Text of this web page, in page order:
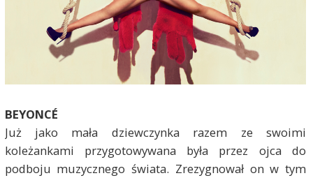
BEYONCÉ
Już jako mała dziewczynka razem ze swoimi
koleżankami przygotowywana była przez ojca do
podboju muzycznego świata. Zrezygnował on w tym